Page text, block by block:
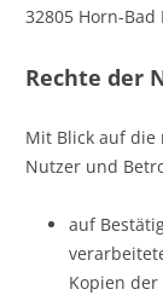
32805 Horn-
Rechte der
Mit Blick auf die
Nutzer und
auf
Kopien der